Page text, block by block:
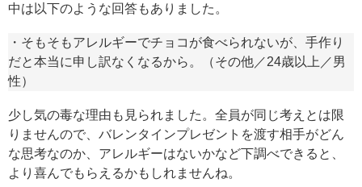
中は以下のような回答もありました。
・そもそもアレルギーでチョコが食べられないが、手作り
だと本当に申し訳なくなるから。（その他／24歳以上／男
性）
少し気の毒な理由も見られました。全員が同じ考えとは限
りませんので、バレンタインプレゼントを渡す相手がどん
な思考なのか、アレルギーはないかなど下調べできると、
より喜んでもらえるかもしれませんね。